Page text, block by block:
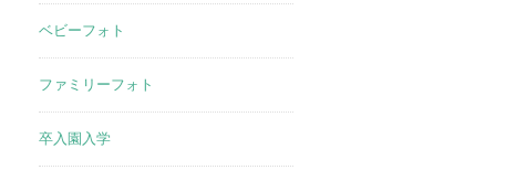
ベビーフォト
ファミリーフォト
卒入園入学